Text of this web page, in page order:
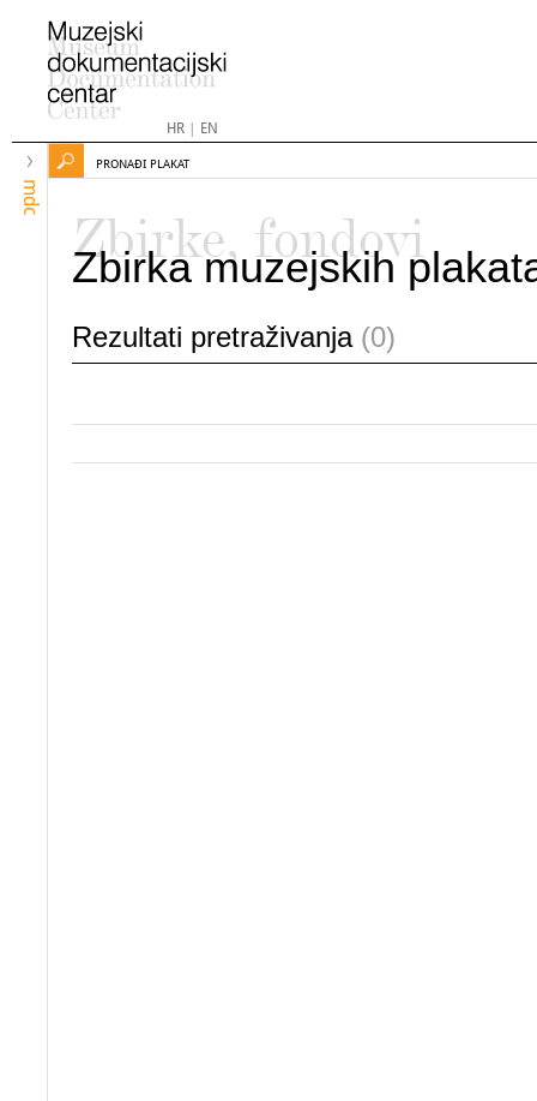
HR| EN
mdc
PRONAĐI PLAKAT
Zbirke, fondovi
Zbirka muzejskih
Rezultati pretraživanja (0)